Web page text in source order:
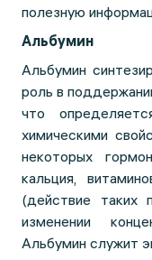
полезную
Альбумин
Альбумин
роль в
что
химическими
некоторых
кальция,
(действие таких
изменении
Альбумин служит